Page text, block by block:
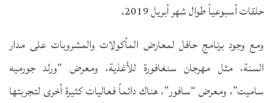
حلقات أسبوعياً طوال شهر أبريل 2019.
ومع وجود برنامج حافل لمعارض المأكولات والمشروبات على مدار
السنة، مثل مهرجان سنغافورة للأغذية، ومعرض “ورلد جورميه
ساميت”، ومعرض “سافور”، هناك دائماً فعاليات كثيرة أخرى لتجربتها